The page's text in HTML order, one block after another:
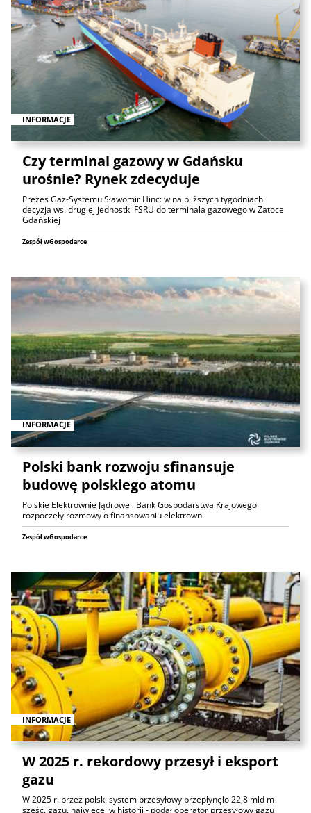
INFORMACJE
Czy terminal gazowy w Gdańsku
urośnie? Rynek zdecyduje
Prezes Gaz-Systemu Sławomir Hinc: w najbliższych tygodniach
decyzja ws. drugiej jednostki FSRU do terminala gazowego w Zatoce
Gdańskiej
Zespół wGospodarce
INFORMACJE
Polski bank rozwoju sfinansuje
budowę polskiego atomu
Polskie Elektrownie Jądrowe i Bank Gospodarstwa Krajowego
rozpoczęły rozmowy o finansowaniu elektrowni
Zespół wGospodarce
INFORMACJE
W 2025 r. rekordowy przesył i eksport
gazu
W 2025 r. przez polski system przesyłowy przepłynęło 22,8 mld m
sześc. gazu, najwięcej w historii - podał operator przesyłowy gazu